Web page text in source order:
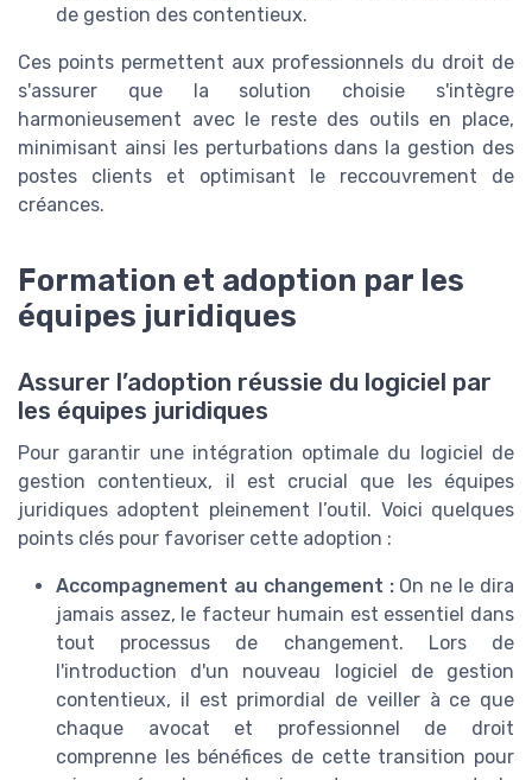
de gestion des contentieux.
Ces points permettent aux professionnels du droit de
s'assurer que la solution choisie s'intègre
harmonieusement avec le reste des outils en place,
minimisant ainsi les perturbations dans la gestion des
postes clients et optimisant le reccouvrement de
créances.
Formation et adoption par les
équipes juridiques
Assurer l’adoption réussie du logiciel par
les équipes juridiques
Pour garantir une intégration optimale du logiciel de
gestion contentieux, il est crucial que les équipes
juridiques adoptent pleinement l’outil. Voici quelques
points clés pour favoriser cette adoption :
Accompagnement au changement :On ne le dira
jamais assez, le facteur humain est essentiel dans
tout processus de changement. Lors de
l'introduction d'un nouveau logiciel de gestion
contentieux, il est primordial de veiller à ce que
chaque avocat et professionnel de droit
comprenne les bénéfices de cette transition pour